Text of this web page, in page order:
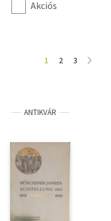
Akciós
1 2 3
ANTIKVÁR